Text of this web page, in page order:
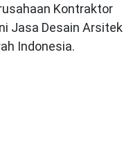
Kontraktor
Jasa Desain Arsitek
Indonesia.